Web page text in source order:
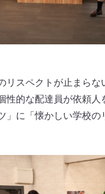
リスペクトが止まらな
性的な配達員が依頼人
」に「懐かしい学校の